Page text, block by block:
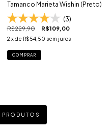
Tamanco Marieta Wishin (Preto)
(3)
R$229,90 R$109,00
2 x de R$54,50 sem juros
COMPRAR